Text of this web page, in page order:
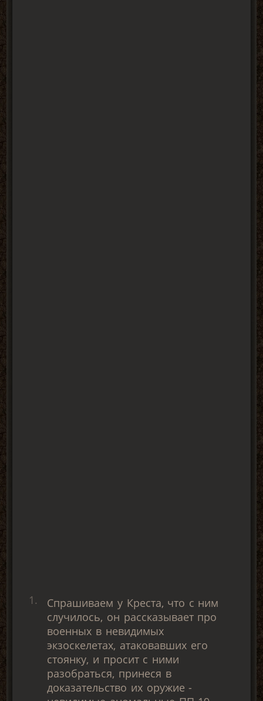
Спрашиваем у Креста, что с ним
случилось, он рассказывает про
военных в невидимых
экзоскелетах, атаковавших его
стоянку, и просит с ними
разобраться, принеся в
доказательство их оружие -